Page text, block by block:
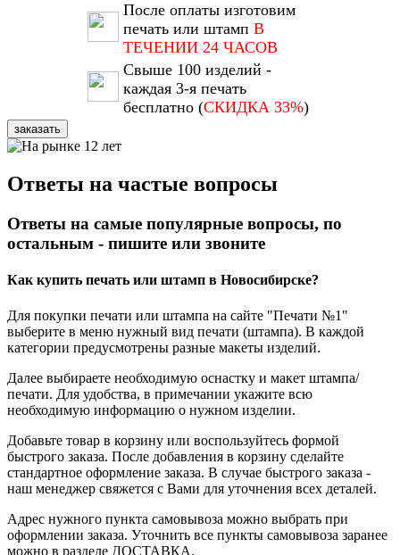
После оплаты изготовим
печать или штамп В
ТЕЧЕНИИ 24 ЧАСОВ
Свыше 100 изделий -
каждая 3-я печать
бесплатно (СКИДКА 33%)
заказать
Ответы на частые вопросы
Ответы на самые популярные вопросы, по
остальным - пишите или звоните
Как купить печать или штамп в Новосибирске?
Для покупки печати или штампа на сайте "Печати №1"
выберите в меню нужный вид печати (штампа). В каждой
категории предусмотрены разные макеты изделий.
Далее выбираете необходимую оснастку и макет штампа/
печати. Для удобства, в примечании укажите всю
необходимую информацию о нужном изделии.
Добавьте товар в корзину или воспользуйтесь формой
быстрого заказа. После добавления в корзину сделайте
стандартное оформление заказа. В случае быстрого заказа -
наш менеджер свяжется с Вами для уточнения всех деталей.
Адрес нужного пункта самовывоза можно выбрать при
оформлении заказа. Уточнить все пункты самовывоза заранее
можно в разделе ДОСТАВКА.